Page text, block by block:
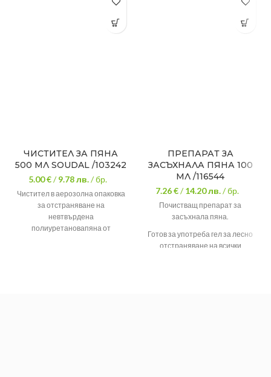
ЧИСТИТЕЛ ЗА ПЯНА
500 МЛ SOUDAL /103242
5.00 €/9.78лв./ бр.
Чистител в аерозолна опаковка
за отстраняване на
невтвърдена
полиуретановапяна от
ПРЕПАРАТ ЗА
ЗАСЪХНАЛА ПЯНА 100
МЛ /116544
7.26 €/14.20лв./ бр.
Почистващ препарат за
засъхнала пяна.
Готов за употреба гел за лесно
отстраняване на всички